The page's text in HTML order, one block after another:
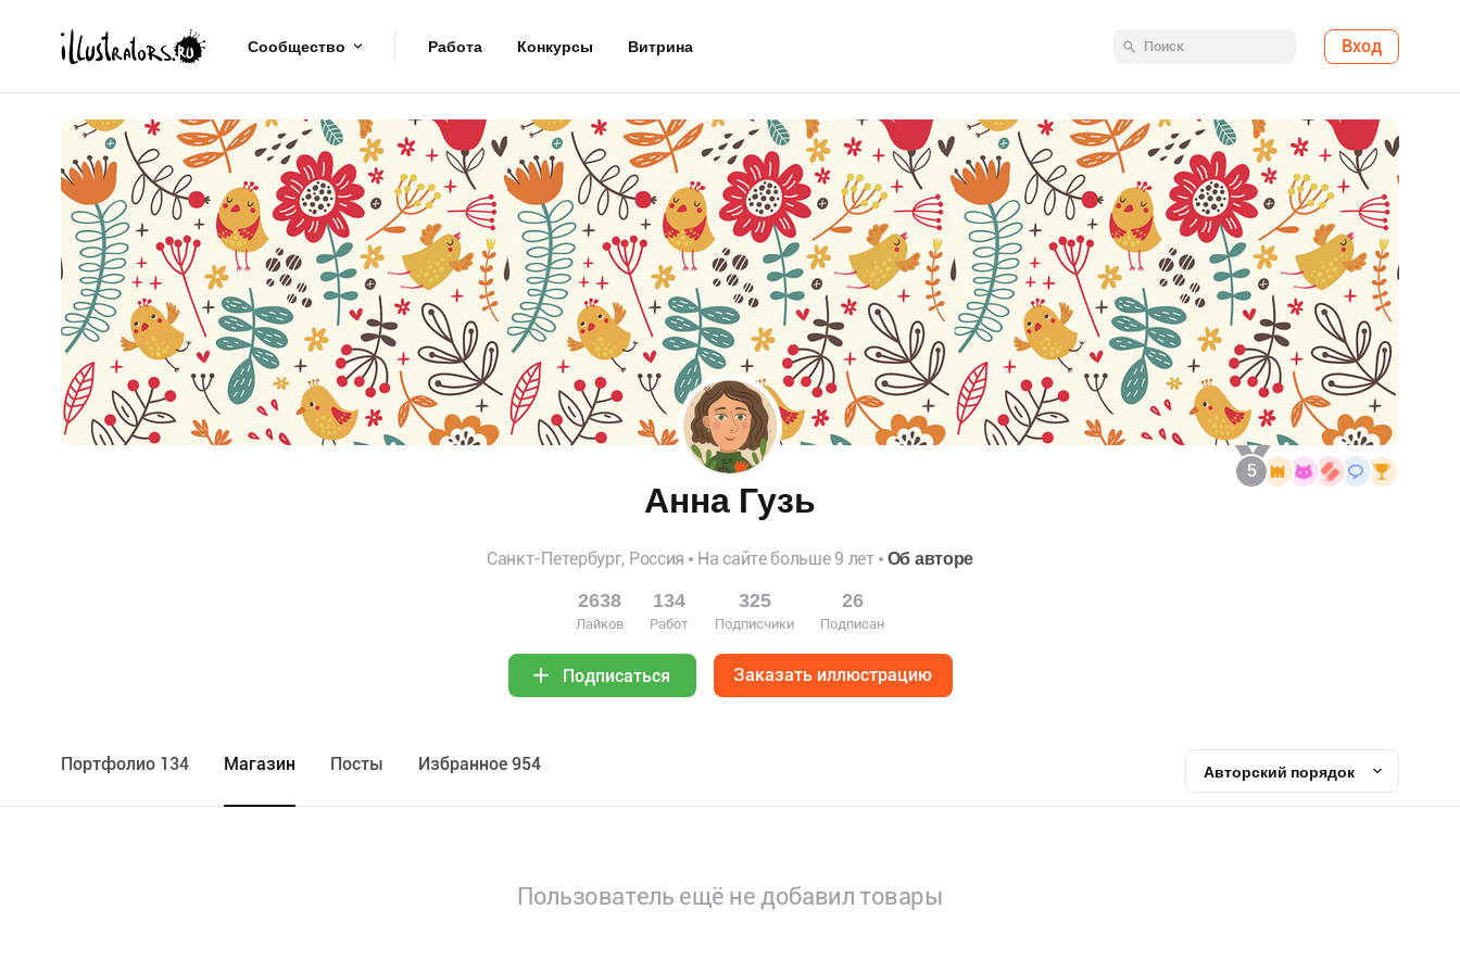
Сообщество Работа Конкурсы Витрина Вход
5
Анна Гузь
Санкт-Петербург, Россия На сайте больше 9 лет Об авторе
2638
Лайков
134
Работ
325
Подписчики
26
Подписан
Подписаться Заказать иллюстрацию
Портфолио 134 Maгазин Посты Избранное 954 Авторский порядок
Пользователь ещё не добавил товары